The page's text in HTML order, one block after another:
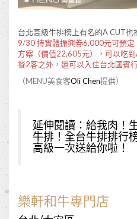
台北高級牛排榜上有名的A CUT也
9/30 持實體振興券6,000元可預
方案（價值22,605元），可以吃
餐2客之外，還可以入住台北國賓
（MENU美食客Oli Chen提供）
延伸閱讀： 給我肉！
牛排！全台牛排排行
高級一次送給你啦！
樂軒和牛專門店